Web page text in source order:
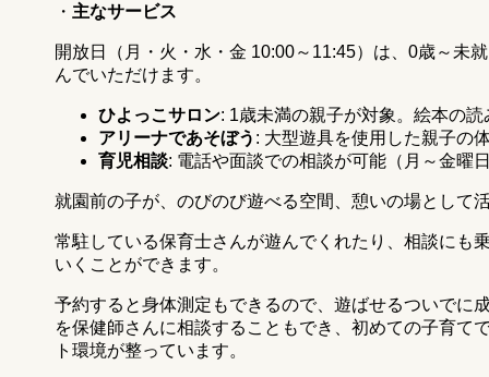
・ 主なサービス
開放日（月・火・水・金 10:00～11:45）は、0歳～未
んでいただけます。
ひよっこサロン: 1歳未満の親子が対象。絵本の
アリーナであそぼう : 大型遊具を使用した親子の
育児相談: 電話や面談での相談が可能（月～金曜
就園前の子が、のびのび遊べる空間、憩いの場として
常駐している保育士さんが遊んでくれたり、相談にも
いくことができます。
予約すると身体測定もできるので、遊ばせるついでに
を保健師さんに相談することもでき、初めての子育て
ト環境が整っています。